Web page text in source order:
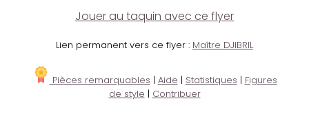
Jouer au taquin avec ce flyer
Lien permanent vers ce flyer : Maître DJIBRIL
Pièces remarquables | Aide | Statistiques | Figures
de style | Contribuer